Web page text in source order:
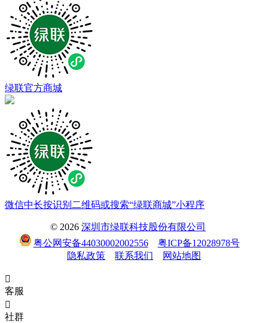
绿联官方商城
微信中长按识别二维码或搜索“绿联商城”小程序
© 2026 深圳市绿联科技股份有限公司
粤公网安备44030002002556
粤ICP备12028978号
隐私政策
联系我们 网站地图

客服

社群